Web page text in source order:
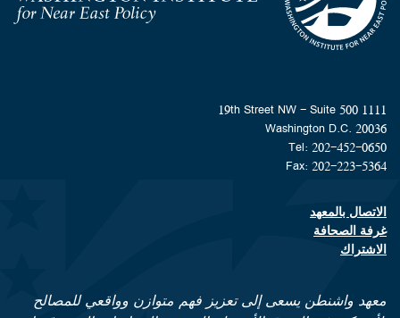
Homepage
1111 19th Street NW - Suite 500
Washington D.C. 20036
Tel: 202-452-0650
Fax: 202-223-5364
Footer contact links
الاتصال بالمعهد
غرفة الصحافة
الاشتراك
معهد واشنطن يسعى إلى تعزيز فهم متوازن وواقعي للمصالح